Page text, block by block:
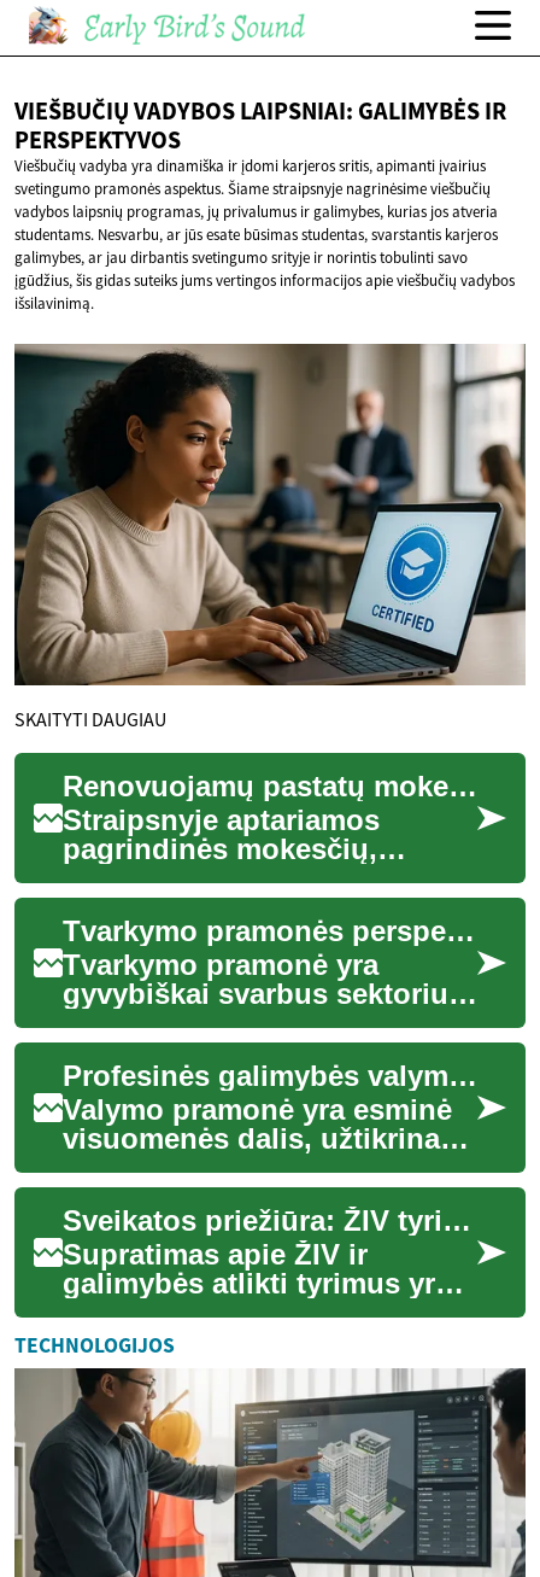
VIEŠBUČIŲ VADYBOS LAIPSNIAI: GALIMYBĖSIR
PERSPEKTYVOS
Viešbučių vadyba yra dinamiška ir įdomi karjeros sritis, apimanti įvairius
svetingumo pramonės aspektus. Šiame straipsnyje nagrinėsime viešbučių
vadybos laipsnių programas, jų privalumus ir galimybes, kurias jos atveria
studentams. Nesvarbu, ar jūs esate būsimas studentas, svarstantis karjeros
galimybes, ar jau dirbantis svetingumo srityje ir norintis tobulinti savo
įgūdžius, šis gidas suteiks jums vertingos informacijos apie viešbučių vadybos
išsilavinimą.
SKAITYTI DAUGIAU
Renovuojamų pastatų mokesčių ir finansavimo galimybės tarptautiniu kontekste
Straipsnyje aptariamos
pagrindinės mokesčių,
finansavimo ir vertinimo
nuostatos, susijusios su
renovuojamais pastatai...
Tvarkymo pramonės perspektyvos
Tvarkymo pramonė yra
gyvybiškai svarbus sektorius,
užtikrinantis švarą, higieną ir
saugumą įvairiose aplinkose,
nuo g...
Profesinės galimybės valymo pramonėje
Valymo pramonė yra esminė
visuomenės dalis, užtikrinanti
švarą ir higieną įvairiose
aplinkose – nuo namų ūkių
iki did...
Sveikatos priežiūra: ŽIV tyrimų galimybės
Supratimas apie ŽIV ir
galimybės atlikti tyrimus yra
esminė visuomenės sveikatos
ir asmeninės gerovės dalis.
ŽIV tyri...
TECHNOLOGIJOS